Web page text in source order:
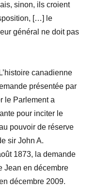
sinon, ils croient
[…] le
général ne doit pas
canadienne
présentée par
le Parlement a
pour inciter le
pouvoir de réserve
sir John A.
1873, la demande
Jean en décembre
décembre 2009.